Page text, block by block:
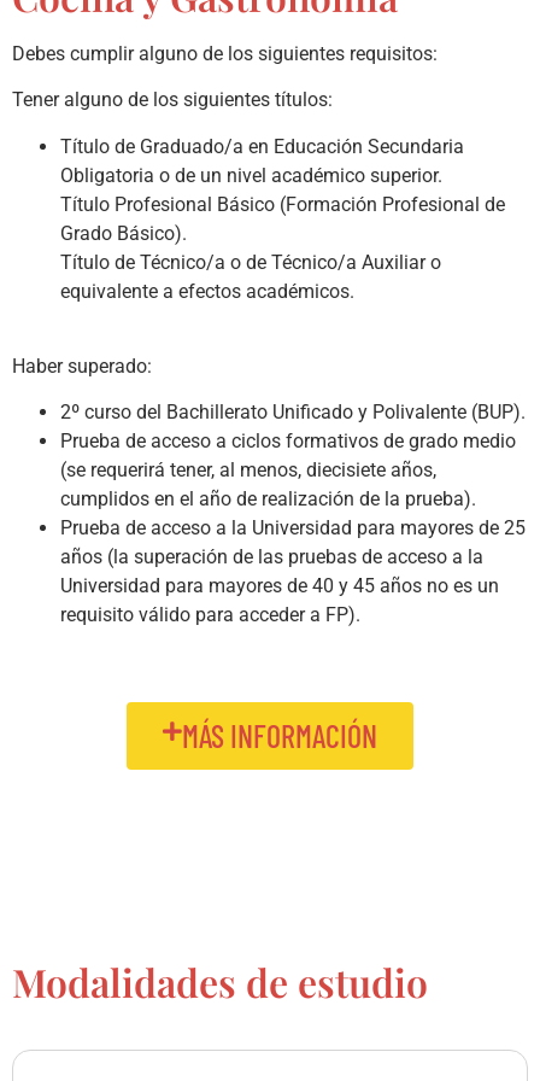
Debes cumplir alguno de los siguientes requisitos:
Tener alguno de los siguientes títulos:
Título de Graduado/a en Educación Secundaria
Obligatoria o de un nivel académico superior.
Título Profesional Básico (Formación Profesional de
Grado Básico).
Título de Técnico/a o de Técnico/a Auxiliar o
equivalente a efectos académicos.
Haber superado:
2º curso del Bachillerato Unificado y Polivalente (BUP).
Prueba de acceso a ciclos formativos de grado medio
(se requerirá tener, al menos, diecisiete años,
cumplidos en el año de realización de la prueba).
Prueba de acceso a la Universidad para mayores de 25
años (la superación de las pruebas de acceso a la
Universidad para mayores de 40 y 45 años no es un
requisito válido para acceder a FP).
MÁS INFORMACIÓN
Modalidades de estudio